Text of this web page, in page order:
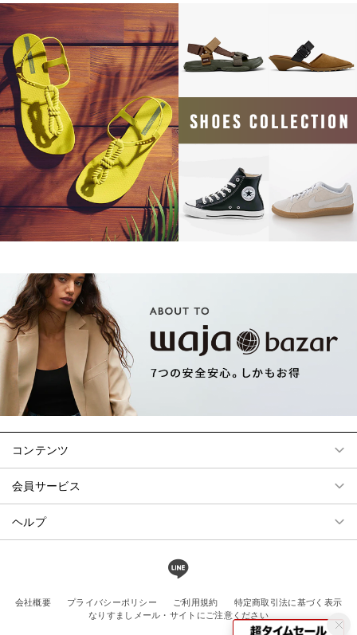
コンテンツ
会員サービス
ヘルプ
会社概要 プライバシーポリシー ご利用規約
特定商取引法に基づく表示
なりすましメール・サイトにご注意ください